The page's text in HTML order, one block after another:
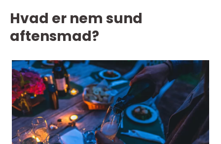
Hvad er nem sund
aftensmad?